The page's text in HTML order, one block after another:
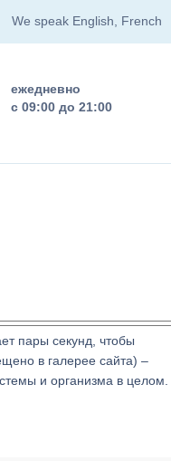
We speak English, French
ежедневно
с 09:00 до 21:00
пары секунд, чтобы
в галерее сайта) –
и организма в целом.